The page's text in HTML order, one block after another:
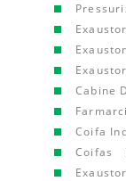
Cabine
Coifa
Coifas